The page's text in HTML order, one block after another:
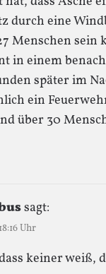
durch eine
Menschen
in einem
später im
ein
über 30
sagt:
Uhr
keiner weiß,